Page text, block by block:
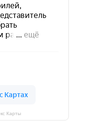
Карты